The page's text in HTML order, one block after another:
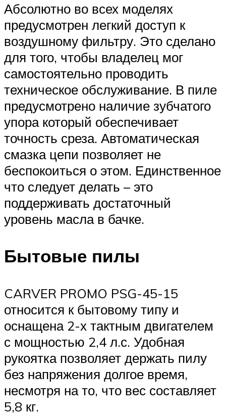
Абсолютно во всех моделях
предусмотрен легкий доступ к
воздушному фильтру. Это сделано
для того, чтобы владелец мог
самостоятельно проводить
техническое обслуживание. В пиле
предусмотрено наличие зубчатого
упора который обеспечивает
точность среза. Автоматическая
смазка цепи позволяет не
беспокоиться о этом. Единственное
что следует делать – это
поддерживать достаточный
уровень масла в бачке.
Бытовые пилы
CARVER PROMO PSG-45-15
относится к бытовому типу и
оснащена 2-х тактным двигателем
с мощностью 2,4 л.с. Удобная
рукоятка позволяет держать пилу
без напряжения долгое время,
несмотря на то, что вес составляет
5,8 кг.